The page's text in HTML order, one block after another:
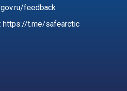
feedback
t.me/safearctic